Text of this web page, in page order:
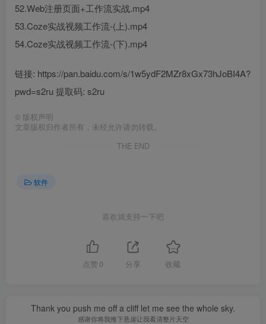
52.Web注册页面+工作流实战.mp4
53.Coze实战视频工作流-(上).mp4
54.Coze实战视频工作流-(下).mp4
链接: https://pan.baidu.com/s/1w5ydF2MZr8xGx73hJoBI4A?
pwd=s2ru 提取码: s2ru
© 版权声明
文章版权归作者所有，未经允许请勿转载。
THE END
软件
喜欢就支持一下吧
点赞 0 分享 收藏
Thank you push me off a cliff let me see the whole sky.
感谢你将我推下悬崖让我看清整片天空